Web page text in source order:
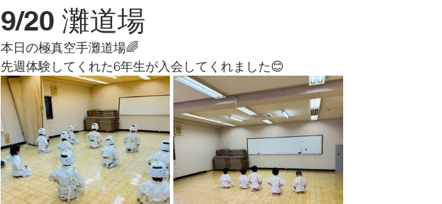
9/20 灘道場
本日の極真空手灘道場🌈
先週体験してくれた6年生が入会してくれました😊